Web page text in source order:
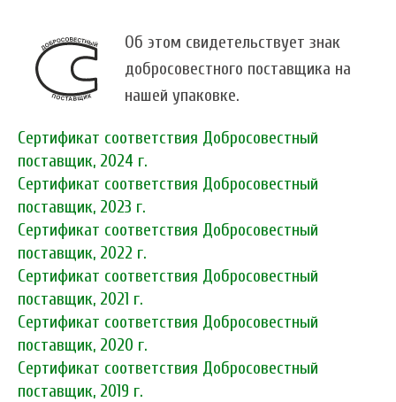
Об этом свидетельствует знак
добросовестного поставщика на
нашей упаковке.
Сертификат соответствия Добросовестный
поставщик, 2024 г.
Сертификат соответствия Добросовестный
поставщик, 2023 г.
Сертификат соответствия Добросовестный
поставщик, 2022 г.
Сертификат соответствия Добросовестный
поставщик, 2021 г.
Сертификат соответствия Добросовестный
поставщик, 2020 г.
Сертификат соответствия Добросовестный
поставщик, 2019 г.